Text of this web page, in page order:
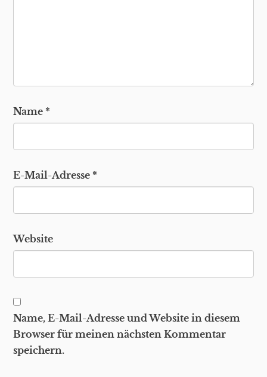
Name *
E-Mail-Adresse *
Website
Name, E-Mail-Adresse und Website in diesem
Browser für meinen nächsten Kommentar
speichern.